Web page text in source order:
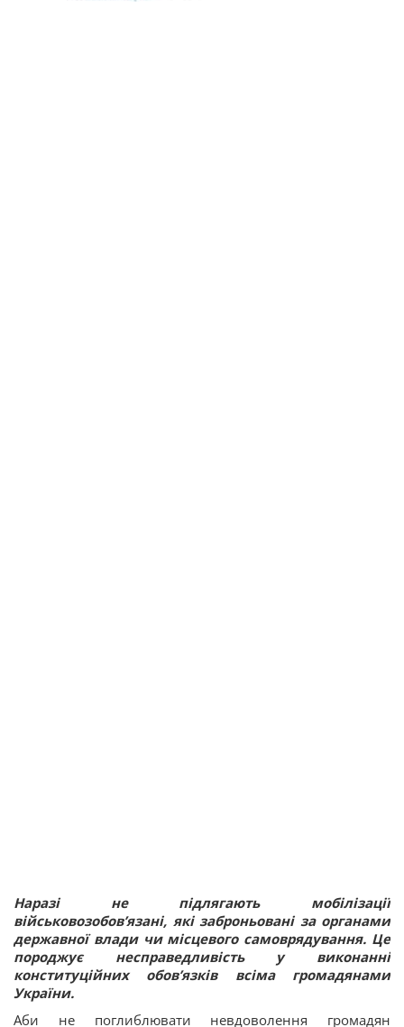
Наразі не підлягають мобілізації
військовозобов’язані, які заброньовані за органами
державної влади чи місцевого самоврядування. Це
породжує несправедливість у виконанні
конституційних обов’язків всіма громадянами
України.
Аби не поглиблювати невдоволення громадян